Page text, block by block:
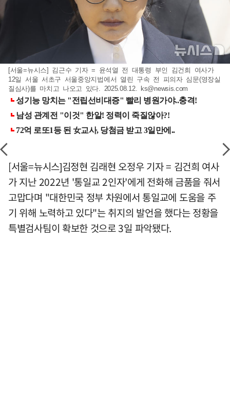
[서울=뉴시스] 김근수 기자 = 윤석열 전 대통령 부인 김건희 여사가
12일 서울 서초구 서울중앙지법에서 열린 구속 전 피의자 심문(영장실
질심사)를 마치고 나오고 있다. 2025.08.12. ks@newsis.com
[서울=뉴시스]김정현 김래현 오정우 기자 = 김건희 여사
가 지난 2022년 '통일교 2인자'에게 전화해 금품을 줘서
고맙다며 "대한민국 정부 차원에서 통일교에 도움을 주
기 위해 노력하고 있다"는 취지의 발언을 했다는 정황을
특별검사팀이 확보한 것으로 3일 파악됐다.